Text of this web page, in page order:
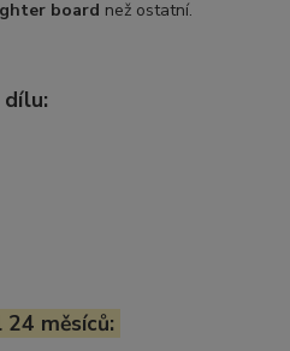
board než ostatní.
dílu:
měsíců: